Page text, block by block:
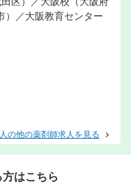
）／大阪教育センター
の他の薬剤師求人を見る
はこちら